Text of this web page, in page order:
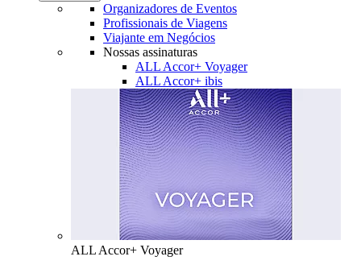
Organizadores de Eventos
Profissionais de Viagens
Viajante em Negócios
Nossas assinaturas
ALL Accor+ Voyager
ALL Accor+ ibis
ALL Accor+ Voyager